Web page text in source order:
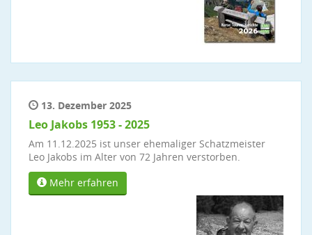
13. Dezember 2025
Leo Jakobs 1953 - 2025
Am 11.12.2025 ist unser ehemaliger Schatzmeister
Leo Jakobs im Alter von 72 Jahren verstorben.
Mehr erfahren